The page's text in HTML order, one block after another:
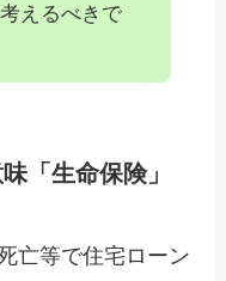
えるべきで
「生命保険」
亡等で住宅ローン